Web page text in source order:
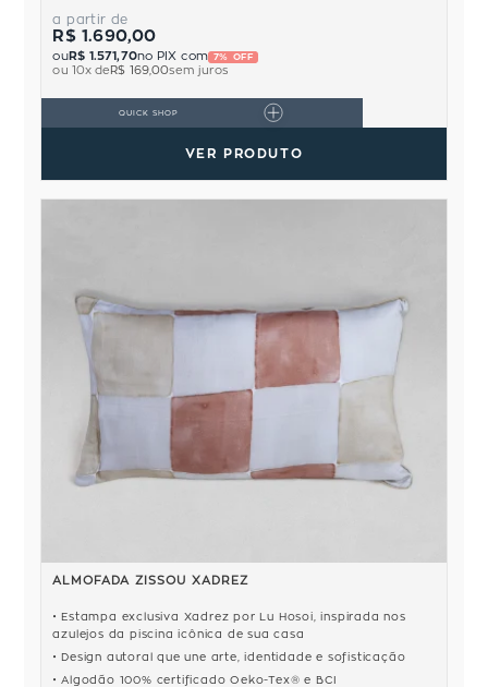
a partir de
R$ 1.690,00
ouR$ 1.571,70no PIX com 7% OFF
ou 10x de R$ 169,00sem juros
QUICK SHOP
VER PRODUTO
ALMOFADA ZISSOU XADREZ
Estampa exclusiva Xadrez por Lu Hosoi, inspirada nos
azulejos da piscina icônica de sua casa
Design autoral que une arte, identidade e sofisticação
Algodão 100% certificado Oeko-Tex® e BCI